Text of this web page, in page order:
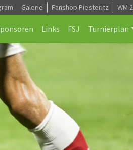
Galerie Fanshop Piesteritz WM
Links FSJ Turnierplan